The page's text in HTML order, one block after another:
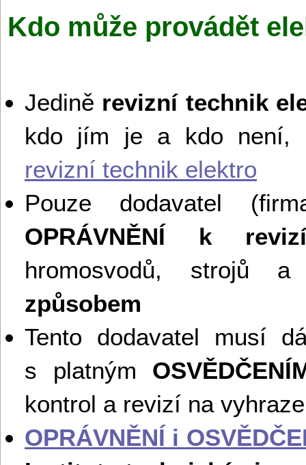
Kdo může provádět
Jedině revizní technik
kdo jím je a kdo není,
revizní technik elektro
Pouze dodavatel
OPRÁVNĚNÍ k
hromosvodů, strojů
způsobem
Tento dodavatel musí
s platným
kontrol a revizí na
OPRÁVNĚNÍ i